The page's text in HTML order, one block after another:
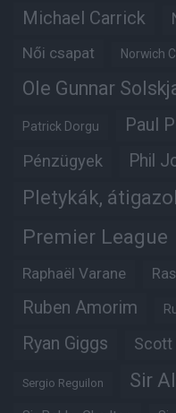
Michael Carrick
Női csapat Norwich
Ole Gunnar
Patrick Dorgu Paul
Pénzügyek Phil
Pletykák,
Premier League
Raphaël Varane
Ruben Amorim
Ryan Giggs Scott
Sergio Reguilon Sir